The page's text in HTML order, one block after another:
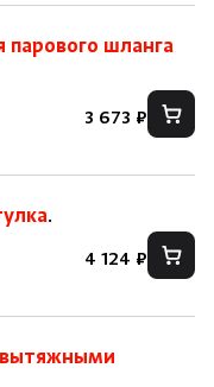
парового шланга
3 673 ₽
.
4 124 ₽
вытяжными